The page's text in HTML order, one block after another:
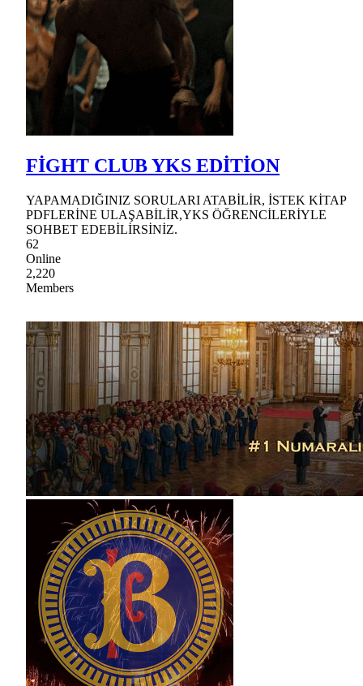
FİGHT CLUB YKS EDİTİON
YAPAMADIĞINIZ SORULARI ATABİLİR, İSTEK KİTAP
PDFLERİNE ULAŞABİLİR,YKS ÖĞRENCİLERİYLE
SOHBET EDEBİLİRSİNİZ.
62
Online
2,220
Members